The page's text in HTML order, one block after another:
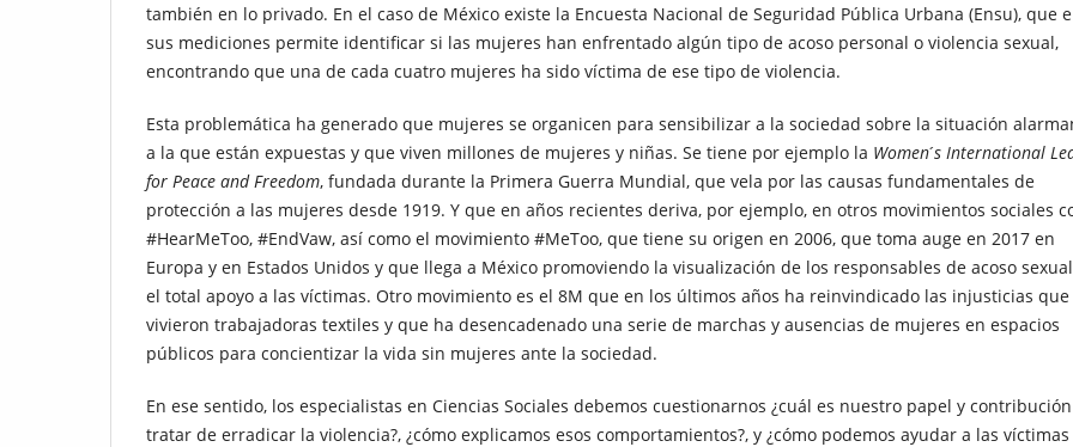
también en lo privado. En el caso de México existe la Encuesta Nacional de Seguridad Pública Urbana (Ensu), que
sus mediciones permite identificar si las mujeres han enfrentado algún tipo de acoso personal o violencia sexual,
encontrando que una de cada cuatro mujeres ha sido víctima de ese tipo de violencia.
Esta problemática ha generado que mujeres se organicen para sensibilizar a la sociedad sobre la situación
a la que están expuestas y que viven millones de mujeres y niñas. Se tiene por ejemplo la Women ́s International
for Peace and Freedom, fundada durante la Primera Guerra Mundial, que vela por las causas fundamentales de
protección a las mujeres desde 1919. Y que en años recientes deriva, por ejemplo, en otros movimientos sociales
#HearMeToo, #EndVaw, así como el movimiento #MeToo, que tiene su origen en 2006, que toma auge en 2017 en
Europa y en Estados Unidos y que llega a México promoviendo la visualización de los responsables de acoso
el total apoyo a las víctimas. Otro movimiento es el 8M que en los últimos años ha reinvindicado las injusticias que
vivieron trabajadoras textiles y que ha desencadenado una serie de marchas y ausencias de mujeres en espacios
públicos para concientizar la vida sin mujeres ante la sociedad.
En ese sentido, los especialistas en Ciencias Sociales debemos cuestionarnos ¿cuál es nuestro papel y
tratar de erradicar la violencia?, ¿cómo explicamos esos comportamientos?, y ¿cómo podemos ayudar a las víctimas